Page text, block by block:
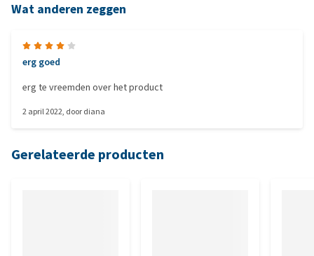
Wat anderen zeggen
erg goed
erg te vreemden over het product
2 april 2022, doordiana
Gerelateerde producten